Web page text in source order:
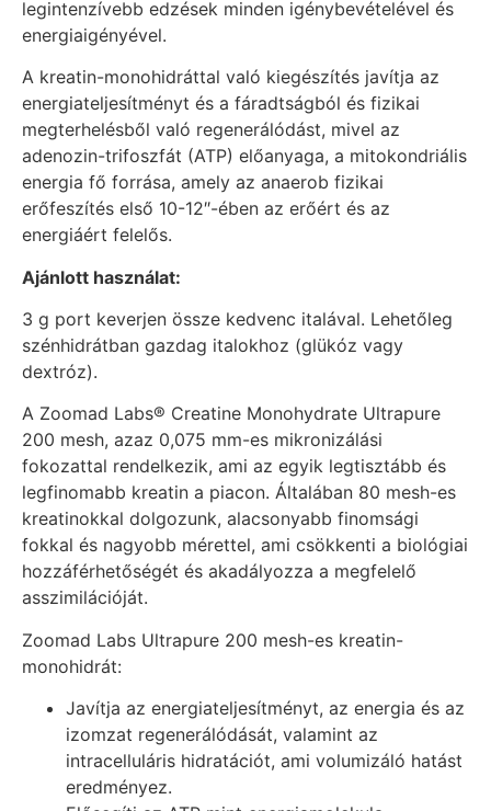
legintenzívebb edzések minden igénybevételével és
energiaigényével.
A kreatin-monohidráttal való kiegészítés javítja az
energiateljesítményt és a fáradtságból és fizikai
megterhelésből való regenerálódást, mivel az
adenozin-trifoszfát (ATP) előanyaga, a mitokondriális
energia fő forrása, amely az anaerob fizikai
erőfeszítés első 10-12″-ében az erőért és az
energiáért felelős.
Ajánlott használat:
3 g port keverjen össze kedvenc italával. Lehetőleg
szénhidrátban gazdag italokhoz (glükóz vagy
dextróz).
A Zoomad Labs® Creatine Monohydrate Ultrapure
200 mesh, azaz 0,075 mm-es mikronizálási
fokozattal rendelkezik, ami az egyik legtisztább és
legfinomabb kreatin a piacon. Általában 80 mesh-es
kreatinokkal dolgozunk, alacsonyabb finomsági
fokkal és nagyobb mérettel, ami csökkenti a biológiai
hozzáférhetőségét és akadályozza a megfelelő
asszimilációját.
Zoomad Labs Ultrapure 200 mesh-es kreatin-
monohidrát:
Javítja az energiateljesítményt, az energia és az
izomzat regenerálódását, valamint az
intracelluláris hidratációt, ami volumizáló hatást
eredményez.